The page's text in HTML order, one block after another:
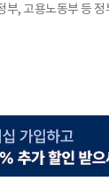
부, 고용노동부 등